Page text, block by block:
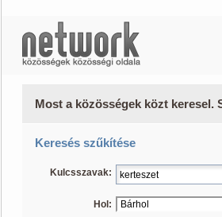
Most a közösségek közt
Keresés szűkítése
Kulcsszavak:
Hol: